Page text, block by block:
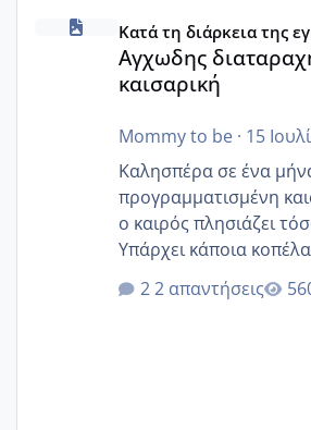
Αγχωδης διαταραχή και καισαρική
Κατά τη διάρκεια της
Αγχωδης
καισαρική
Mommy to be· 15
Καλησπέρα σε ένα
προγραμματισμένη
ο καιρός πλησιάζει
Υπάρχει κάποια
παρόμοιο ιστορικό να
εμπειρία της;Να
2 απαντήσεις